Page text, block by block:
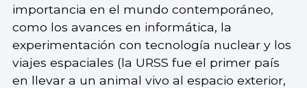
importancia en el mundo contemporáneo,
como los avances en informática, la
experimentación con tecnología nuclear y los
viajes espaciales (la URSS fue el primer país
en llevar a un animal vivo al espacio exterior,